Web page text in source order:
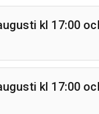
kl 17:00
kl 17:00